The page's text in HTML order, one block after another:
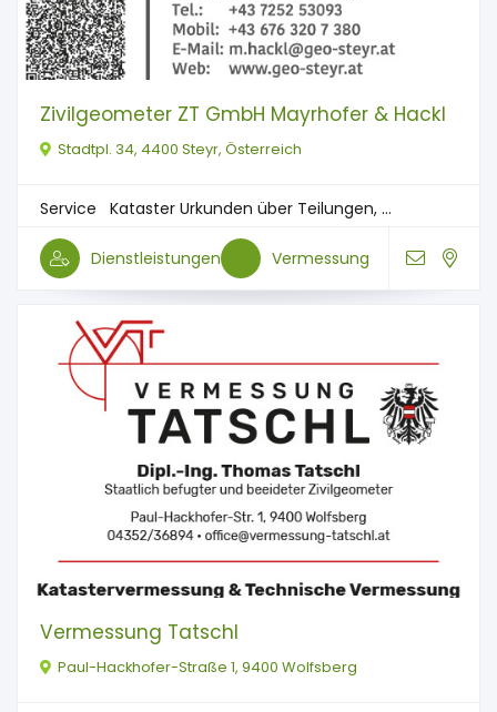
Zivilgeometer ZT GmbH Mayrhofer & Hackl
Stadtpl. 34, 4400 Steyr, Österreich
Service Kataster Urkunden über Teilungen, ...
Dienstleistungen Vermessung
Vermessung Tatschl
Paul-Hackhofer-Straße 1, 9400 Wolfsberg